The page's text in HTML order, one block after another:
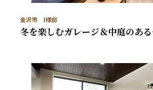
金沢市 I様邸
冬を楽しむガレージ＆中庭のあ